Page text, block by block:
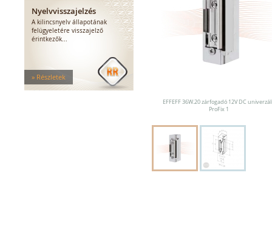
Elektromos bevéső zárak
Zárfogadók
Standard zárfogadók
Vízálló zárfogadók
Tűzgátló zárfogadók
Nagy biztonságú zárfogadók
Zárfogadók üvegajtókhoz
Nyelvvisszajelzés
A kilincsnyelv állapotának
felügyeletére visszajelző
érintkezők...
» Részletek
EFFEFF 36W.20 zárfogadó 12V DC
ProFix 1